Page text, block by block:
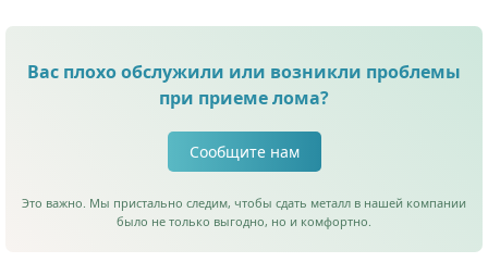
Вас плохо обслужили или возникли проблемы
при приеме лома?
Сообщите нам
Это важно. Мы пристально следим, чтобы сдать металл в нашей компании
было не только выгодно, но и комфортно.